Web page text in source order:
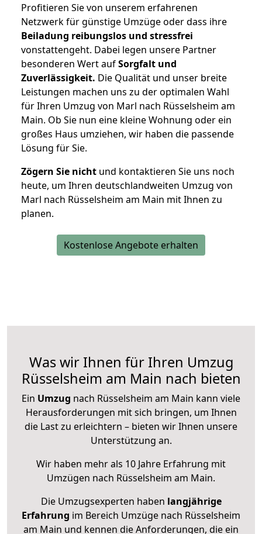
Profitieren Sie von unserem erfahrenen
Netzwerk für günstige Umzüge oder dass ihre
Beiladung reibungslos und stressfrei
vonstattengeht. Dabei legen unsere Partner
besonderen Wert aufSorgfalt und
Zuverlässigkeit. Die Qualität und unser breite
Leistungen machen uns zu der optimalen Wahl
für Ihren Umzug von Marl nach Rüsselsheim am
Main. Ob Sie nun eine kleine Wohnung oder ein
großes Haus umziehen, wir haben die passende
Lösung für Sie.
Zögern Sie nicht und kontaktieren Sie uns noch
heute, um Ihren deutschlandweiten Umzug von
Marl nach Rüsselsheim am Main mit Ihnen zu
planen.
Kostenlose Angebote erhalten
Was wir Ihnen für Ihren Umzug
Rüsselsheim am Main nach bieten
Ein Umzug nach Rüsselsheim am Main kann viele
Herausforderungen mit sich bringen, um Ihnen
die Last zu erleichtern – bieten wir Ihnen unsere
Unterstützung an.
Wir haben mehr als 10 Jahre Erfahrung mit
Umzügen nach Rüsselsheim am Main.
Die Umzugsexperten haben langjährige
Erfahrung im Bereich Umzüge nach Rüsselsheim
am Main und kennen die Anforderungen, die ein